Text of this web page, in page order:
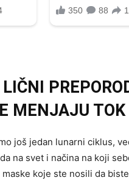
MENJAJU
još jedan lunarni ciklus,
na svet i načina na koji
koje ste nosili da